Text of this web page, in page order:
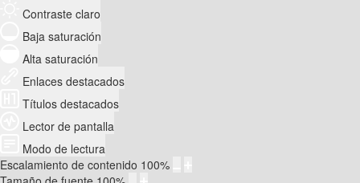
Contraste claro
Baja saturación
Alta saturación
Enlaces destacados
Títulos destacados
Lector de pantalla
Modo de lectura
Escalamiento de contenido 100%